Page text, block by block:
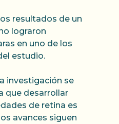
resultados de un
lograron
en uno de los
estudio.
investigación se
que desarrollar
de retina es
avances siguen